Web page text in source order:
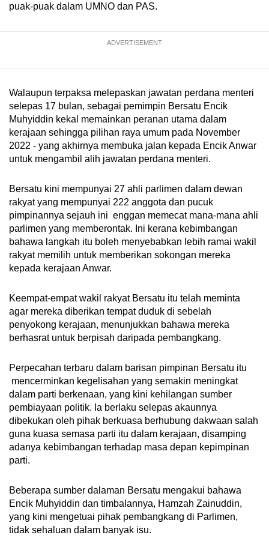
puak-puak dalam UMNO dan PAS.
ADVERTISEMENT
Walaupun terpaksa melepaskan jawatan perdana menteri
selepas 17 bulan, sebagai pemimpin Bersatu Encik
Muhyiddin kekal memainkan peranan utama dalam
kerajaan sehingga pilihan raya umum pada November
2022 - yang akhirnya membuka jalan kepada Encik Anwar
untuk mengambil alih jawatan perdana menteri.
Bersatu kini mempunyai 27 ahli parlimen dalam dewan
rakyat yang mempunyai 222 anggota dan pucuk
pimpinannya sejauh ini enggan memecat mana-mana ahli
parlimen yang memberontak. Ini kerana kebimbangan
bahawa langkah itu boleh menyebabkan lebih ramai wakil
rakyat memilih untuk memberikan sokongan mereka
kepada kerajaan Anwar.
Keempat-empat wakil rakyat Bersatu itu telah meminta
agar mereka diberikan tempat duduk di sebelah
penyokong kerajaan, menunjukkan bahawa mereka
berhasrat untuk berpisah daripada pembangkang.
Perpecahan terbaru dalam barisan pimpinan Bersatu itu
mencerminkan kegelisahan yang semakin meningkat
dalam parti berkenaan, yang kini kehilangan sumber
pembiayaan politik. Ia berlaku selepas akaunnya
dibekukan oleh pihak berkuasa berhubung dakwaan salah
guna kuasa semasa parti itu dalam kerajaan, disamping
adanya kebimbangan terhadap masa depan kepimpinan
parti.
Beberapa sumber dalaman Bersatu mengakui bahawa
Encik Muhyiddin dan timbalannya, Hamzah Zainuddin,
yang kini mengetuai pihak pembangkang di Parlimen,
tidak sehaluan dalam banyak isu.